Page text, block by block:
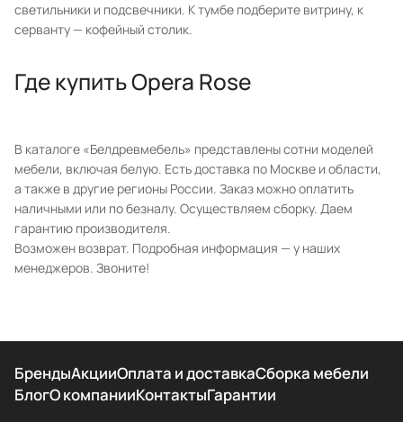
светильники и подсвечники. К тумбе подберите витрину, к
серванту — кофейный столик.
Где купить Opera Rose
В каталоге «Белдревмебель» представлены сотни моделей
мебели, включая белую. Есть доставка по Москве и области,
а также в другие регионы России. Заказ можно оплатить
наличными или по безналу. Осуществляем сборку. Даем
гарантию производителя.
Возможен возврат. Подробная информация — у наших
менеджеров. Звоните!
БрендыАкцииОплата и доставкаСборка мебели
БлогО компанииКонтактыГарантии